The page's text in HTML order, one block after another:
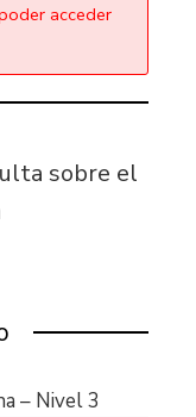
acceder
sobre el
– Nivel 3